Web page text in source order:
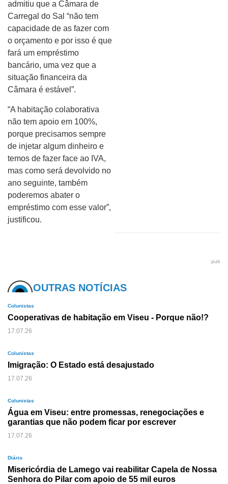
admitiu que a Câmara de
Carregal do Sal “não tem
capacidade de as fazer com
o orçamento e por isso é que
fará um empréstimo
bancário, uma vez que a
situação financeira da
Câmara é estável”.
“A habitação colaborativa
não tem apoio em 100%,
porque precisamos sempre
de injetar algum dinheiro e
temos de fazer face ao IVA,
mas como será devolvido no
ano seguinte, também
poderemos abater o
empréstimo com esse valor”,
justificou.
pub
OUTRAS NOTÍCIAS
Colunistas
Cooperativas de habitação em Viseu - Porque não!?
17.07.26
Colunistas
Imigração: O Estado está desajustado
17.07.26
Colunistas
Água em Viseu: entre promessas, renegociações e
garantias que não podem ficar por escrever
17.07.26
Diário
Misericórdia de Lamego vai reabilitar Capela de Nossa
Senhora do Pilar com apoio de 55 mil euros